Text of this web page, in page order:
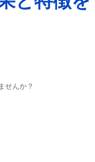
せんか？